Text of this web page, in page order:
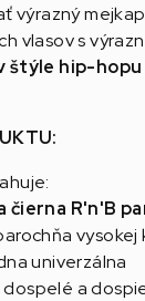
výrazný
vlasov s
štýle hip-hopu
čierna R'n'B
vysokej
univerzálna
a